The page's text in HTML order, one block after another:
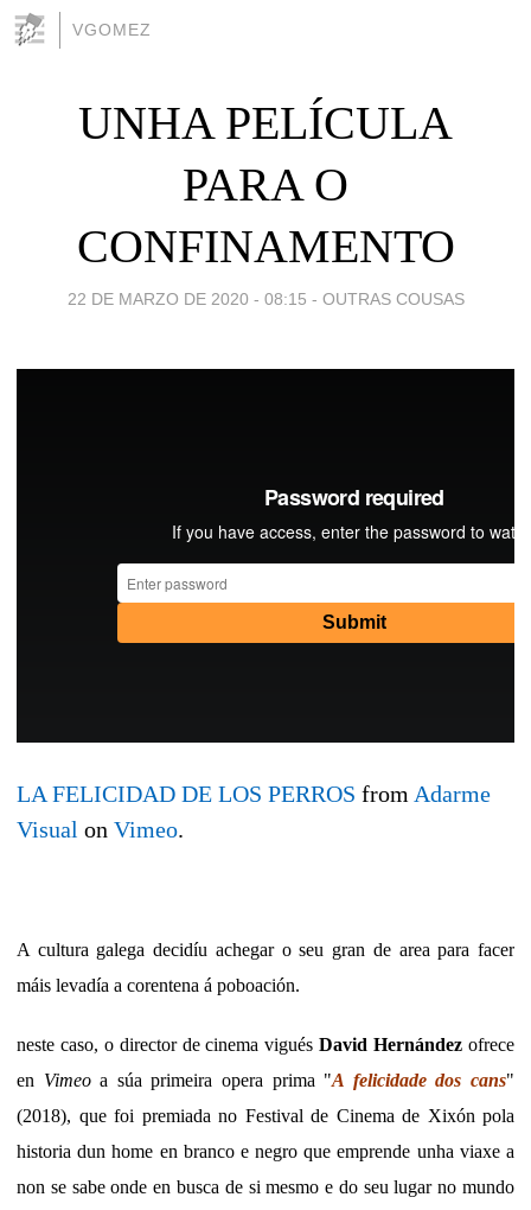
VGOMEZ
UNHA PELÍCULA
PARA O
CONFINAMENTO
22 DE MARZO DE 2020 - 08:15 - OUTRAS COUSAS
LA FELICIDAD DE LOS PERROS from Adarme
Visual on Vimeo.
A cultura galega decidíu achegar o seu gran de area para facer
máis levadía a corentena á poboación.
neste caso, o director de cinema viguésDavid Hernández ofrece
en Vimeoa súa primeira opera prima "A felicidade dos cans"
(2018), que foi premiada no Festival de Cinema de Xixón pola
historia dun home en branco e negro que emprende unha viaxe a
non se sabe onde en busca de si mesmo e do seu lugar no mundo